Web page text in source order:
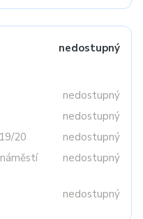
nedostupný
nedostupný
nedostupný
20
nedostupný
nedostupný
nedostupný